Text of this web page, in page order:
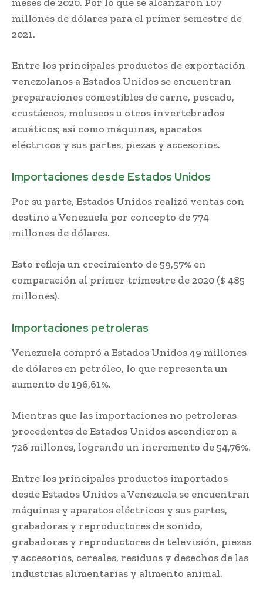
millones de dólares para el primer semestre de
2021.
Entre los principales productos de exportación
venezolanos a Estados Unidos se encuentran
preparaciones comestibles de carne, pescado,
crustáceos, moluscos u otros invertebrados
acuáticos; así como máquinas, aparatos
eléctricos y sus partes, piezas y accesorios.
Importaciones desde Estados Unidos
Por su parte, Estados Unidos realizó ventas con
destino a Venezuela por concepto de 774
millones de dólares.
Esto refleja un crecimiento de 59,57% en
comparación al primer trimestre de 2020 ($ 485
millones).
Importaciones petroleras
Venezuela compró a Estados Unidos 49 millones
de dólares en petróleo, lo que representa un
aumento de 196,61%.
Mientras que las importaciones no petroleras
procedentes de Estados Unidos ascendieron a
726 millones, logrando un incremento de 54,76%.
Entre los principales productos importados
desde Estados Unidos a Venezuela se encuentran
máquinas y aparatos eléctricos y sus partes,
grabadoras y reproductores de sonido,
grabadoras y reproductores de televisión, piezas
y accesorios, cereales, residuos y desechos de las
industrias alimentarias y alimento animal.